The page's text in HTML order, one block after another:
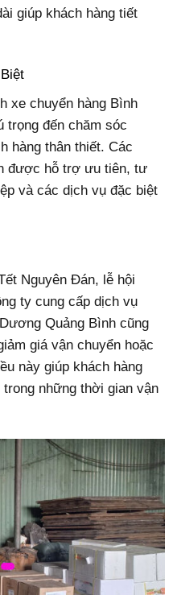
giúp khách hàng tiết
xe chuyển hàng Bình
trọng đến chăm sóc
hàng thân thiết. Các
được hỗ trợ ưu tiên, tư
và các dịch vụ đặc biệt
Nguyên Đán, lễ hội
ty cung cấp dịch vụ
Quảng Bình cũng
giá vận chuyển hoặc
này giúp khách hàng
những thời gian vận